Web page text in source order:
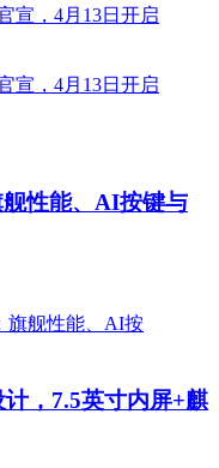
性能、AI按键与
，7.5英寸内屏+麒